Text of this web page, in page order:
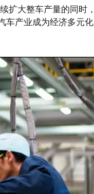
扩大整车产量的同时，
车产业成为经济多元化